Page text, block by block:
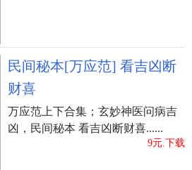
民间秘本[万应范] 看吉凶断
财喜
万应范上下合集；玄妙神医问病吉
凶，民间秘本 看吉凶断财喜......
9元.下载